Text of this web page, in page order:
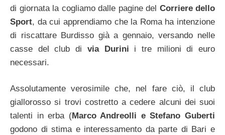
di giornata la cogliamo dalle pagine del Corriere dello
Sport, da cui apprendiamo che la Roma ha intenzione
di riscattare Burdisso già a gennaio, versando nelle
casse del club di via Durini i tre milioni di euro
necessari.
Assolutamente verosimile che, nel fare ciò, il club
giallorosso si trovi costretto a cedere alcuni dei suoi
talenti in erba (Marco Andreolli e Stefano Guberti
godono di stima e interessamento da parte di Bari e